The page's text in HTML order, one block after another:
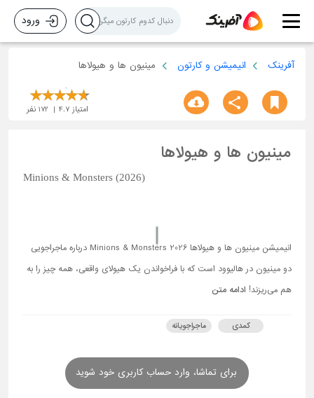
ورود
آفرینک انیمیشن و کارتون مینیون ها و هیولاها
امتیاز 4.7
172 نفر
مینیون ها و هیولاها
Minions & Monsters (2026)
انیمیشن مینیون ها و هیولاها Minions & Monsters 2026 درباره ماجراجویی
دو مینیون در هالیوود است که با فراخواندن یک هیولای واقعی، همه چیز را به
هم می‌ریزند! ادامه متن
کمدی ماجراجویانه
برای تماشا، وارد حساب کاربری خود شوید